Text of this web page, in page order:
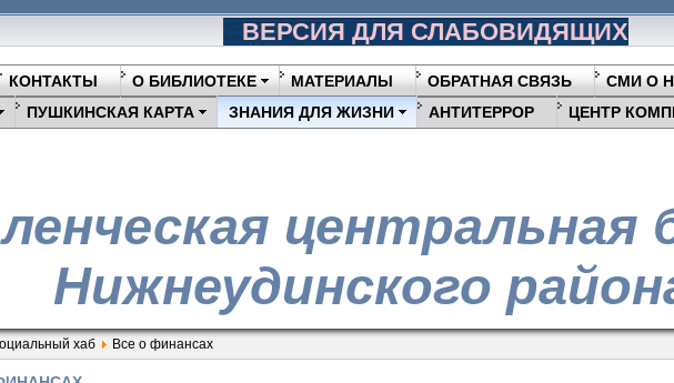
ВЕРСИЯ ДЛЯ СЛАБОВИДЯЩИХ
КОНТАКТЫ О БИБЛИОТЕКЕ МАТЕРИАЛЫ ОБРАТНАЯ СВЯЗЬ СМИ О
ПУШКИНСКАЯ КАРТА ЗНАНИЯ ДЛЯ ЖИЗНИ АНТИТЕРРОР ЦЕНТР
центральная
Нижнеудинского
хаб Все о финансах